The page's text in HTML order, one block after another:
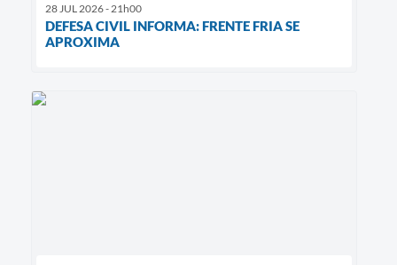
28 JUL 2026 - 21h00
DEFESA CIVIL INFORMA: FRENTE FRIA SE
APROXIMA